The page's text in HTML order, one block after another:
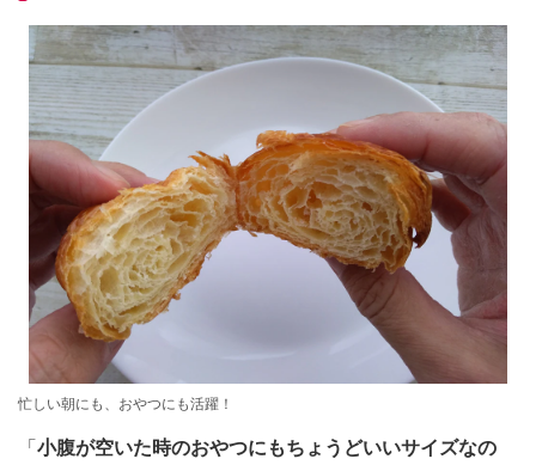
忙しい朝にも、おやつにも活躍！
「小腹が空いた時のおやつにもちょうどいいサイズなの